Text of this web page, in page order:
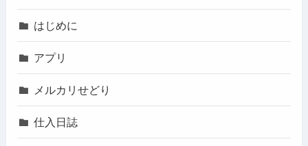
はじめに
アプリ
メルカリせどり
仕入日誌